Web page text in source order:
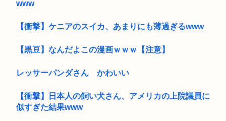
www
【衝撃】ケニアのスイカ、あまりにも薄過ぎるwww
【黒豆】なんだよこの漫画ｗｗｗ【注意】
レッサーパンダさん かわいい
【衝撃】日本人の飼い犬さん、アメリカの上院議員に
似すぎた結果www